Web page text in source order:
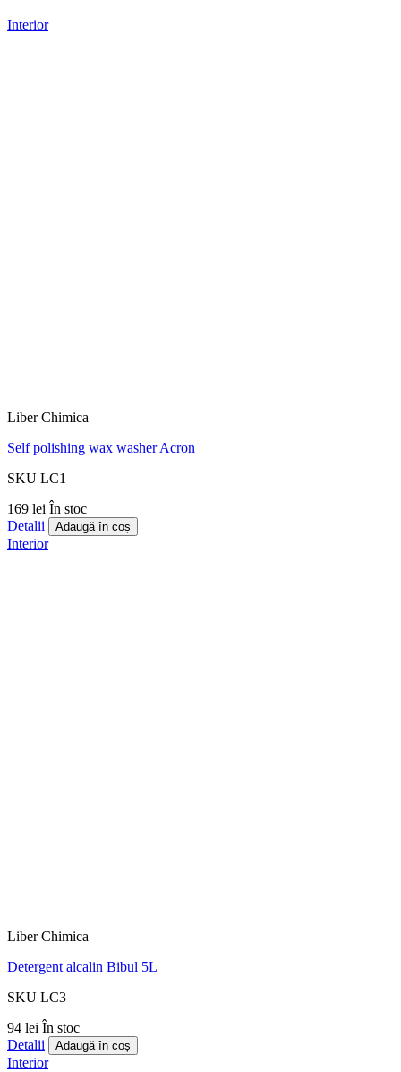
Interior
Liber Chimica
Self polishing wax washer Acron
SKU LC1
169 lei În stoc
Detalii
Adaugă în coș
Interior
Liber Chimica
Detergent alcalin Bibul 5L
SKU LC3
94 lei În stoc
Detalii
Adaugă în coș
Interior